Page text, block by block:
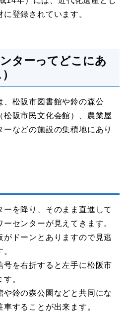
登録されています。
ターってどこにあ
、松阪市図書館や鈴の森公
松阪市民文化会館）、農業屋
などの施設の集積地にあり
を降り、そのまま直進して
センターが見えてきます。
がドーンとありますので見逃
号を右折すると左手に松阪市
。
鈴の森公園などと共同にな
することが出来ます。